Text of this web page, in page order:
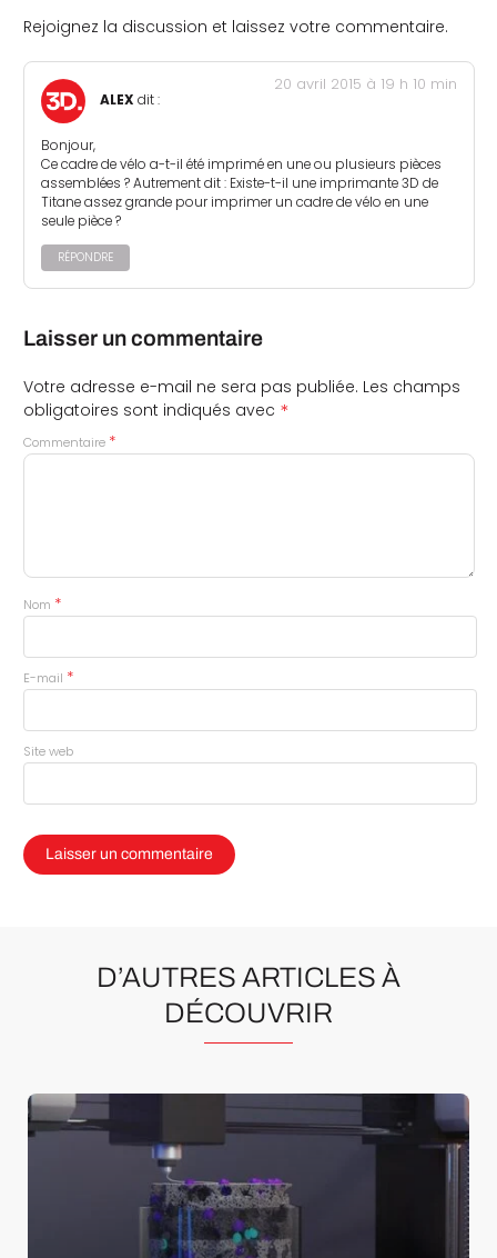
Rejoignez la discussion et laissez votre commentaire.
ALEX dit :
20 avril 2015 à 19 h 10 min
Bonjour,
Ce cadre de vélo a-t-il été imprimé en une ou plusieurs pièces
assemblées ? Autrement dit : Existe-t-il une imprimante 3D de
Titane assez grande pour imprimer un cadre de vélo en une
seule pièce ?
RÉPONDRE
Laisser un commentaire
Votre adresse e-mail ne sera pas publiée. Les champs
obligatoires sont indiqués avec *
Commentaire *
Nom *
E-mail *
Site web
D’AUTRES ARTICLES À
DÉCOUVRIR